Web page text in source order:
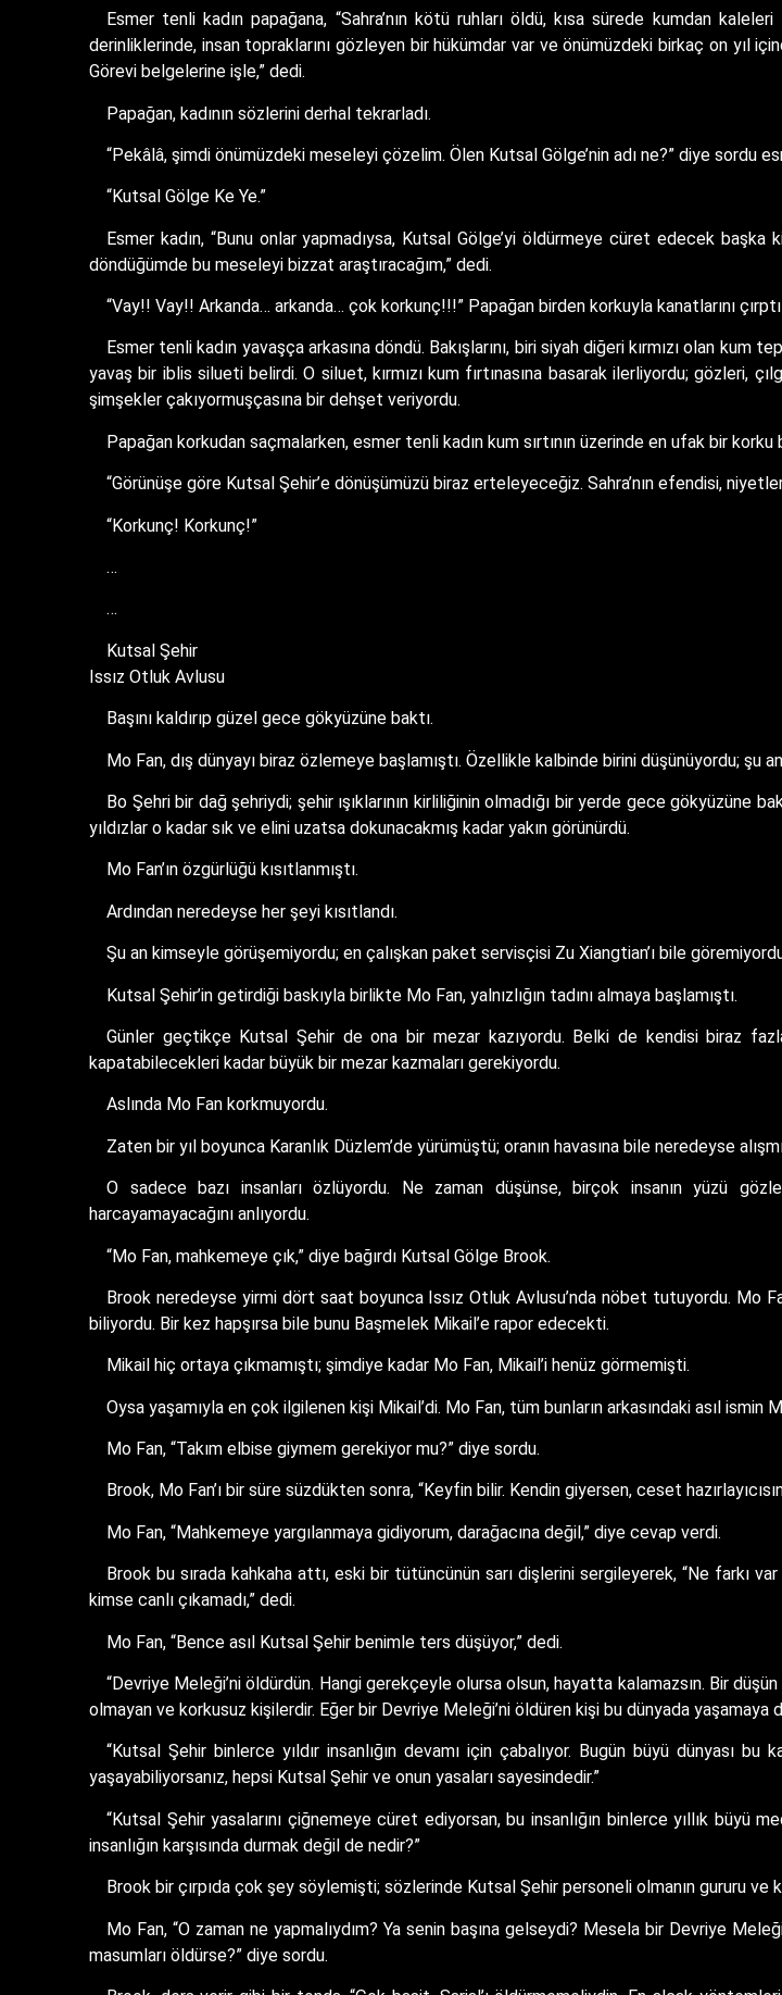
Esmer tenli kadın papağana, “Sahra’nın kötü ruhları öldü, kısa sürede kumdan
derinliklerinde, insan topraklarını gözleyen bir hükümdar var ve önümüzdeki birkaç on yıl
Görevi belgelerine işle,” dedi.
Papağan, kadının sözlerini derhal tekrarladı.
“Pekâlâ, şimdi önümüzdeki meseleyi çözelim. Ölen Kutsal Gölge’nin adı ne?” diye sordu
“Kutsal Gölge Ke Ye.”
Esmer kadın, “Bunu onlar yapmadıysa, Kutsal Gölge’yi öldürmeye cüret edecek
döndüğümde bu meseleyi bizzat araştıracağım,” dedi.
“Vay!! Vay!! Arkanda… arkanda… çok korkunç!!!” Papağan birden korkuyla kanatlarını
Esmer tenli kadın yavaşça arkasına döndü. Bakışlarını, biri siyah diğeri kırmızı olan
yavaş bir iblis silueti belirdi. O siluet, kırmızı kum fırtınasına basarak ilerliyordu; gözleri,
şimşekler çakıyormuşçasına bir dehşet veriyordu.
Papağan korkudan saçmalarken, esmer tenli kadın kum sırtının üzerinde en ufak bir
“Görünüşe göre Kutsal Şehir’e dönüşümüzü biraz erteleyeceğiz. Sahra’nın efendisi,
“Korkunç! Korkunç!”
…
…
Kutsal Şehir
Issız Otluk Avlusu
Başını kaldırıp güzel gece gökyüzüne baktı.
Mo Fan, dış dünyayı biraz özlemeye başlamıştı. Özellikle kalbinde birini düşünüyordu; şu
Bo Şehri bir dağ şehriydi; şehir ışıklarının kirliliğinin olmadığı bir yerde gece gökyüzüne
yıldızlar o kadar sık ve elini uzatsa dokunacakmış kadar yakın görünürdü.
Mo Fan’ın özgürlüğü kısıtlanmıştı.
Ardından neredeyse her şeyi kısıtlandı.
Şu an kimseyle görüşemiyordu; en çalışkan paket servisçisi Zu Xiangtian’ı bile
Kutsal Şehir’in getirdiği baskıyla birlikte Mo Fan, yalnızlığın tadını almaya başlamıştı.
Günler geçtikçe Kutsal Şehir de ona bir mezar kazıyordu. Belki de kendisi biraz
kapatabilecekleri kadar büyük bir mezar kazmaları gerekiyordu.
Aslında Mo Fan korkmuyordu.
Zaten bir yıl boyunca Karanlık Düzlem’de yürümüştü; oranın havasına bile neredeyse
O sadece bazı insanları özlüyordu. Ne zaman düşünse, birçok insanın yüzü
harcayamayacağını anlıyordu.
“Mo Fan, mahkemeye çık,” diye bağırdı Kutsal Gölge Brook.
Brook neredeyse yirmi dört saat boyunca Issız Otluk Avlusu’nda nöbet tutuyordu. Mo
biliyordu. Bir kez hapşırsa bile bunu Başmelek Mikail’e rapor edecekti.
Mikail hiç ortaya çıkmamıştı; şimdiye kadar Mo Fan, Mikail’i henüz görmemişti.
Oysa yaşamıyla en çok ilgilenen kişi Mikail’di. Mo Fan, tüm bunların arkasındaki asıl
Mo Fan, “Takım elbise giymem gerekiyor mu?” diye sordu.
Brook, Mo Fan’ı bir süre süzdükten sonra, “Keyfin bilir. Kendin giyersen, ceset
Mo Fan, “Mahkemeye yargılanmaya gidiyorum, darağacına değil,” diye cevap verdi.
Brook bu sırada kahkaha attı, eski bir tütüncünün sarı dişlerini sergileyerek, “Ne farkı
kimse canlı çıkamadı,” dedi.
Mo Fan, “Bence asıl Kutsal Şehir benimle ters düşüyor,” dedi.
“Devriye Meleği’ni öldürdün. Hangi gerekçeyle olursa olsun, hayatta kalamazsın. Bir
olmayan ve korkusuz kişilerdir. Eğer bir Devriye Meleği’ni öldüren kişi bu dünyada
“Kutsal Şehir binlerce yıldır insanlığın devamı için çabalıyor. Bugün büyü dünyası
yaşayabiliyorsanız, hepsi Kutsal Şehir ve onun yasaları sayesindedir.”
“Kutsal Şehir yasalarını çiğnemeye cüret ediyorsan, bu insanlığın binlerce yıllık büyü
insanlığın karşısında durmak değil de nedir?”
Brook bir çırpıda çok şey söylemişti; sözlerinde Kutsal Şehir personeli olmanın gururu ve
Mo Fan, “O zaman ne yapmalıydım? Ya senin başına gelseydi? Mesela bir Devriye
masumları öldürse?” diye sordu.